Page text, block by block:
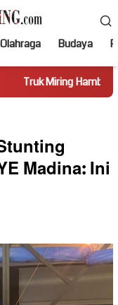
Olahraga Budaya
Arus Lalu Lintas
Madina: Ini